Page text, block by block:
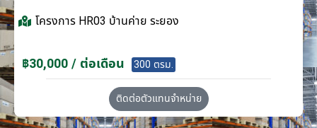
โครงการ HR03 บ้านค่าย ระยอง
฿30,000 / ต่อเดือน 300 ตรม.
ติดต่อตัวแทนจำหน่าย